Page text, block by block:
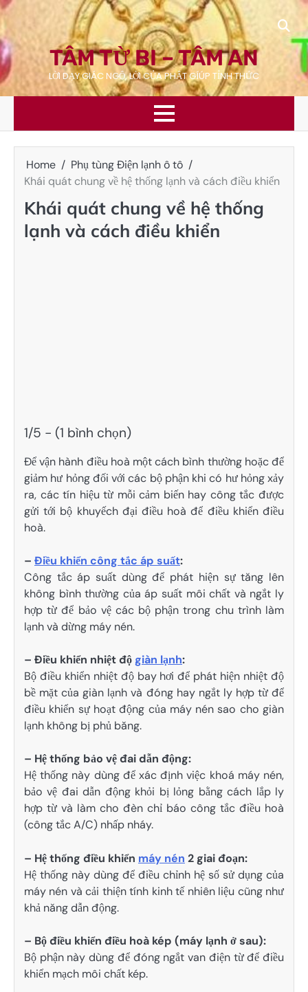
Skip
to
content
TÂM TỪ BI – TÂM AN
LỜI DẠY GIÁC NGỘ, LỜI CỦA PHẬT GÍÚP TỈNH THỨC
Home
Phụ tùng Điện lạnh ô tô
Khái quát chung về hệ thống lạnh và cách điều khiển
Khái quát chung về hệ thống
lạnh và cách điều khiển
1/5 - (1 bình chọn)
Để vận hành điều hoà một cách bình thường hoặc để
giảm hư hỏng đối với các bộ phận khi có hư hỏng xảy
ra, các tín hiệu từ mỗi cảm biến hay công tắc được
gửi tới bộ khuyếch đại điều hoà để điều khiển điều
hoà.
– Điều khiển công tắc áp suất:
Công tắc áp suất dùng để phát hiện sự tăng lên
không bình thường của áp suất môi chất và ngắt ly
hợp từ để bảo vệ các bộ phận trong chu trình làm
lạnh và dừng máy nén.
– Điều khiển nhiệt độgiàn lạnh:
Bộ điều khiển nhiệt độ bay hơi để phát hiện nhiệt độ
bề mặt của giàn lạnh và đóng hay ngắt ly hợp từ để
điều khiển sự hoạt động của máy nén sao cho giàn
lạnh không bị phủ băng.
– Hệ thống bảo vệ đai dẫn động:
Hệ thống này dùng để xác định việc khoá máy nén,
bảo vệ đai dẫn động khỏi bị lỏng bằng cách lắp ly
hợp từ và làm cho đèn chỉ báo công tắc điều hoà
(công tắc A/C) nhấp nháy.
– Hệ thống điều khiển máy nén 2 giai đoạn:
Hệ thống này dùng để điều chỉnh hệ số sử dụng của
máy nén và cải thiện tính kinh tế nhiên liệu cũng như
khả năng dẫn động.
– Bộ điều khiển điều hoà kép (máy lạnh ở sau):
Bộ phận này dùng để đóng ngắt van điện từ để điều
khiển mạch môi chất kép.